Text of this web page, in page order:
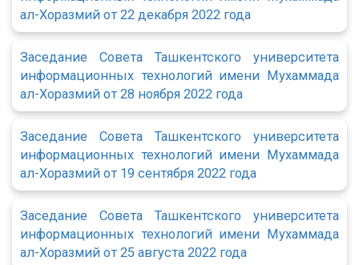
ал-Хоразмий от 22 декабря 2022 года
Заседание Совета Ташкентского университета
информационных технологий имени Мухаммада
ал-Хоразмий от 28 ноября 2022 года
Заседание Совета Ташкентского университета
информационных технологий имени Мухаммада
ал-Хоразмий от 19 сентября 2022 года
Заседание Совета Ташкентского университета
информационных технологий имени Мухаммада
ал-Хоразмий от 25 августа 2022 года